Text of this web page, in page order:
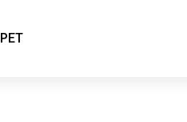
PET